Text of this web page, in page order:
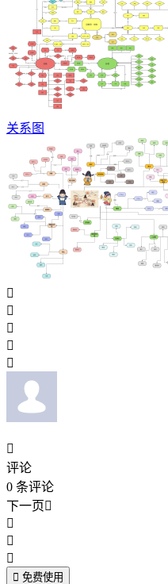
关系图






评论
0 条评论
下一页



 免费使用